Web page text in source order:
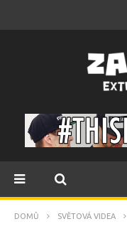
DOMŮ SVĚTOVÁ VIDEA